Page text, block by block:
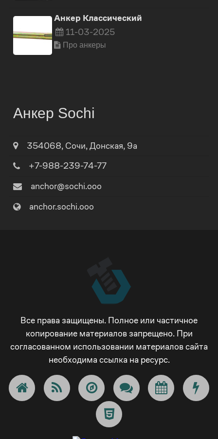
Анкер Классический
11-03-2025
Про анкеры
Анкер Sochi
354068, Сочи,Донская, 9а
+7-988-239-74-77
anchor@sochi.ooo
anchor.sochi.ooo
Все права защищены. Полное или частичное
копирование материалов запрещено. При
согласованном использовании материалов сайта
необходима ссылка на ресурс.